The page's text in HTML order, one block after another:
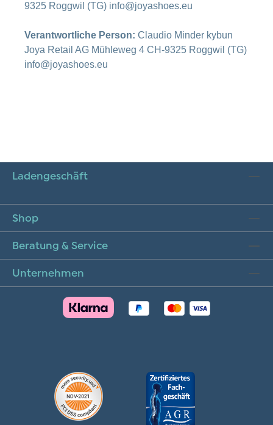
9325 Roggwil (TG) info@joyashoes.eu
Verantwortliche Person: Claudio Minder kybun
Joya Retail AG Mühleweg 4 CH-9325 Roggwil (TG)
info@joyashoes.eu
Ladengeschäft
Shop
Beratung & Service
Unternehmen